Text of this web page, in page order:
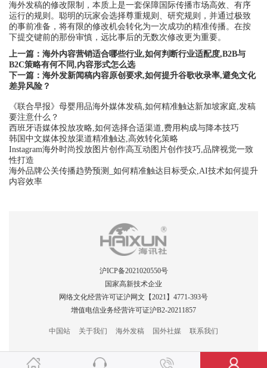
海外发稿的修改限制，本质上是一套保障国际传播市场高效、有序
运行的规则。聪明的玩家会选择尊重规则、研究规则，并通过极致
的事前准备，将有限的修改机会转化为一次成功的精准传播。在按
下提交键前的那份审慎，远比事后的无数次修改更为重要。
上一篇： 海外内容营销适合哪些行业,如何判断行业适配度,B2B与
B2C策略有何不同,内容形式怎么选
下一篇： 海外发新闻稿内容原创要求,如何提升谷歌收录率,避免文化
差异风险？
《联合早报》母婴用品海外媒体发稿,如何精准触达新加坡家庭,发稿
要注意什么？
西班牙语媒体投放攻略,如何选择合适渠道,费用构成与降本技巧
韩国中文媒体投放渠道精准触达,高效转化策略
Instagram海外时尚投放图片创作高互动图片创作技巧,品牌视觉一致
性打造
海外品牌公关传播趋势预测_如何精准触达目标受众,AI技术如何提升
内容效率
沪ICP备2021020550号
国家高新技术企业
网络文化经营许可证沪网文【2021】4771-393号
增值电信业务经营许可证沪B2-20211857
中国站 关于我们 海外发稿 国外社媒 联系我们